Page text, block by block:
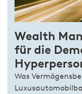
Wealth
für die
Was